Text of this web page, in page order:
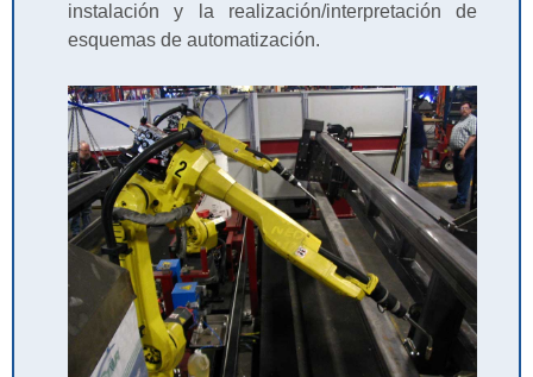
instalación y la realización/interpretación de
esquemas de automatización.